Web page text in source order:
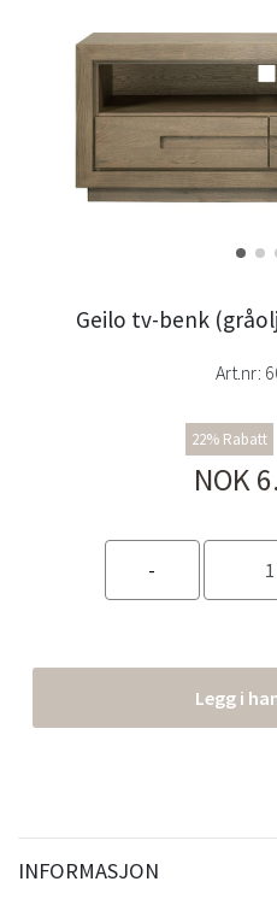
Geilo tv-benk
Art.nr:
22% Rabatt
NOK
Legg i
INFORMASJON